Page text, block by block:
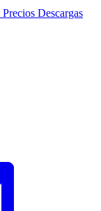
Precios Descargas